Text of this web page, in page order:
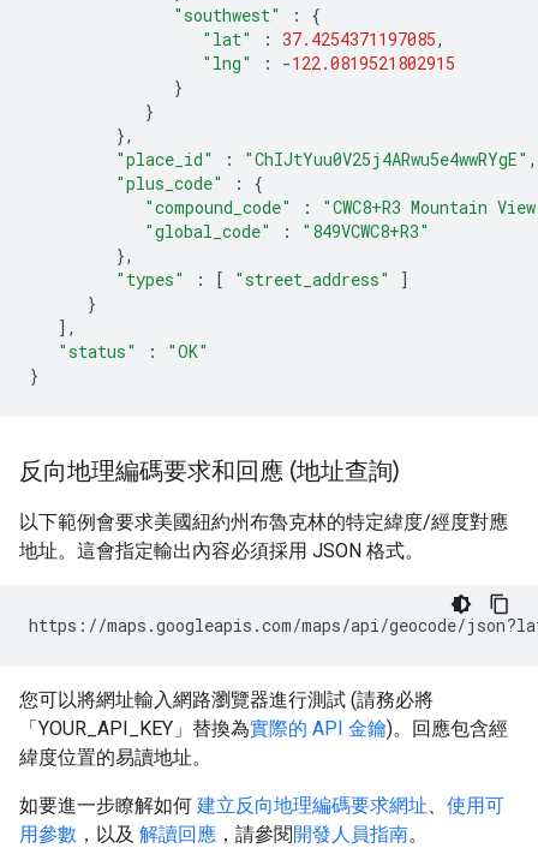
"southwest"
:
{
"lat"
: 37.4254371197085,
"lng"
: -122.0819521802915
}
}
},
"place_id"
: "ChIJtYuu0V25j4ARwu5e4wwRYgE" ,
"plus_code"
:
{
"compound_code"
:
"CWC8+R3 Mountain
"global_code"
:
"849VCWC8+R3"
},
"types"
: [ "street_address"
]
}
],
"status"
:
"OK"
}
反向地理編碼要求和回應 (地址查詢)
以下範例會要求美國紐約州布魯克林的特定緯度/經度對應
地址。這會指定輸出內容必須採用 JSON 格式。
https://maps.googleapis.com/maps/api/geocode/
您可以將網址輸入網路瀏覽器進行測試 (請務必將
「YOUR_API_KEY」替換為實際的 API 金鑰)。回應包含經
緯度位置的易讀地址。
如要進一步瞭解如何 建立反向地理編碼要求網址、 使用可
用參數 ，以及 解讀回應 ，請參閱開發人員指南。